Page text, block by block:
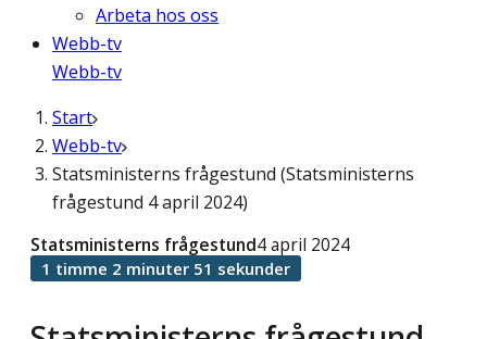
Arbeta hos oss
Webb-tv
Webb-tv
Start
Webb-tv
Statsministerns frågestund (Statsministerns
frågestund 4 april 2024)
Statsministerns frågestund4 april 2024
1 timme 2 minuter 51 sekunder